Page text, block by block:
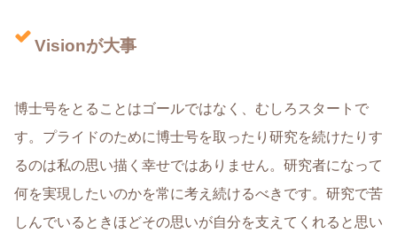
Visionが大事
博士号をとることはゴールではなく、むしろスタートで
す。プライドのために博士号を取ったり研究を続けたりす
るのは私の思い描く幸せではありません。研究者になって
何を実現したいのかを常に考え続けるべきです。研究で苦
しんでいるときほどその思いが自分を支えてくれると思い